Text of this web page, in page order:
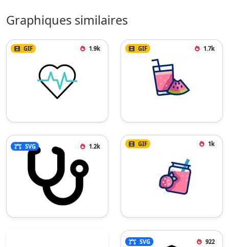
Graphiques similaires
GIF 1.9k GIF 1.7k
SVG 1.2k GIF 1k
SVG 922